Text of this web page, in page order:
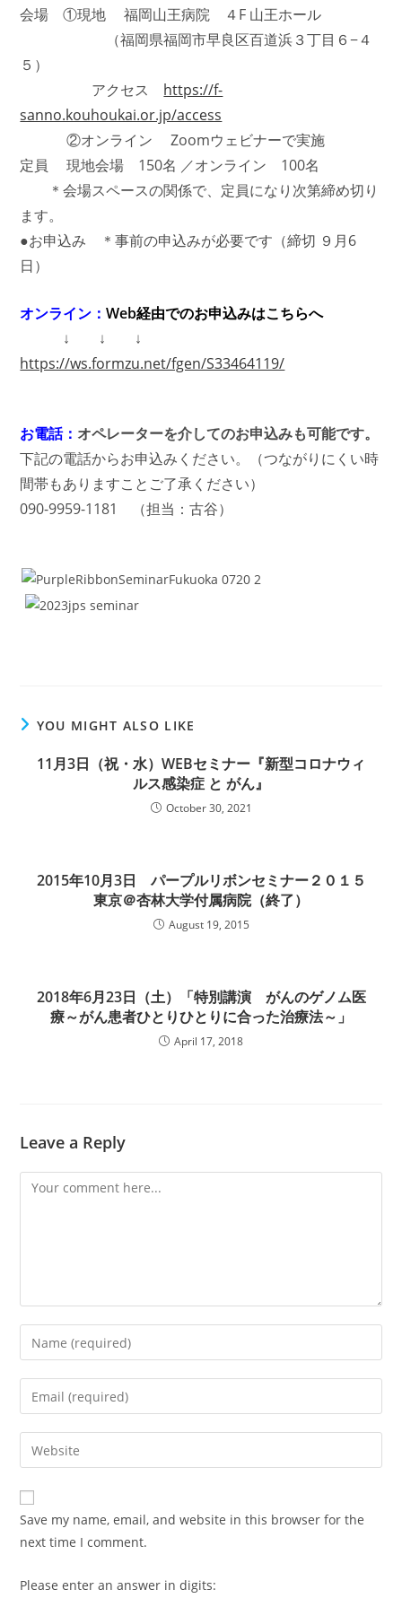
会場 ①現地 福岡山王病院 ４F 山王ホール
（福岡県福岡市早良区百道浜３丁目６−４
５）
アクセス https://f-
sanno.kouhoukai.or.jp/access
②オンライン Zoomウェビナーで実施
定員 現地会場 150名 ／オンライン 100名
＊会場スペースの関係で、定員になり次第締め切り
ます。
●お申込み ＊事前の申込みが必要です（締切 ９月6
日）
オンライン：Web経由でのお申込みはこちらへ
↓ ↓ ↓
https://ws.formzu.net/fgen/S33464119/
お電話： オペレーターを介してのお申込みも可能です。
下記の電話からお申込みください。（つながりにくい時
間帯もありますことご了承ください）
090-9959-1181 （担当：古谷）
YOU MIGHT ALSO LIKE
11月3日（祝・水）WEBセミナー『新型コロナウィ
ルス感染症 と がん』
October 30, 2021
2015年10月3日 パープルリボンセミナー２０１５
東京＠杏林大学付属病院（終了）
August 19, 2015
2018年6月23日（土）「特別講演 がんのゲノム医
療～がん患者ひとりひとりに合った治療法～」
April 17, 2018
Leave a Reply
Comment
Enter
your
name
comment
Enter
your
email
address
comment
Enter
your
website
URL
(optional)
Save my name, email, and website in this browser for the
next time I comment.
Please enter an answer in digits: